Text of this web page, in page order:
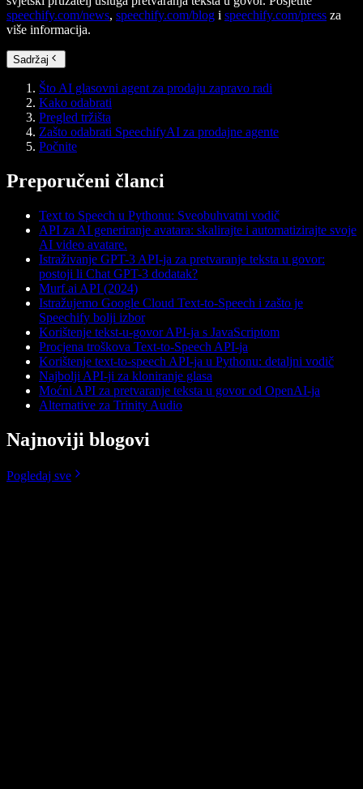
speechify.com/news, speechify.com/blog i speechify.com/press za
više informacija.
Sadržaj
Što AI glasovni agent za prodaju zapravo radi
Kako odabrati
Pregled tržišta
Zašto odabrati SpeechifyAI za prodajne agente
Počnite
Preporučeni članci
Text to Speech u Pythonu: Sveobuhvatni vodič
API za AI generiranje avatara: skalirajte i automatizirajte svoje
AI video avatare.
Istraživanje GPT-3 API-ja za pretvaranje teksta u govor:
postoji li Chat GPT-3 dodatak?
Murf.ai API (2024)
Istražujemo Google Cloud Text-to-Speech i zašto je
Speechify bolji izbor
Korištenje tekst-u-govor API-ja s JavaScriptom
Procjena troškova Text-to-Speech API-ja
Korištenje text-to-speech API-ja u Pythonu: detaljni vodič
Najbolji API-ji za kloniranje glasa
Moćni API za pretvaranje teksta u govor od OpenAI-ja
Alternative za Trinity Audio
Najnoviji blogovi
Pogledaj sve